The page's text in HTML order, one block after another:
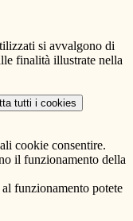
si avvalgono di
finalità illustrate nella
tutti i cookies
cookie consentire.
il funzionamento della
funzionamento potete